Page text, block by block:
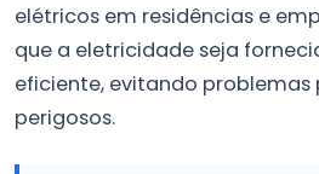
elétricos em residências e
que a eletricidade seja
eficiente, evitando
perigosos.